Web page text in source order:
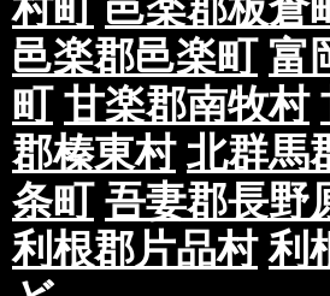
邑楽郡邑楽町 富
町 甘楽郡南牧村
郡榛東村 北群馬
条町 吾妻郡長野
利根郡片品村 利